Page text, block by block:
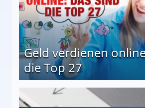
Geld verdienen
die Top 27